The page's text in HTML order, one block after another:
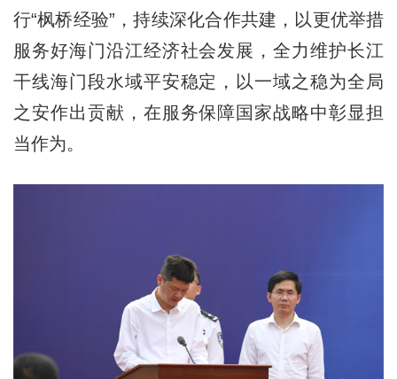
行“枫桥经验”，持续深化合作共建，以更优举措
服务好海门沿江经济社会发展，全力维护长江
干线海门段水域平安稳定，以一域之稳为全局
之安作出贡献，在服务保障国家战略中彰显担
当作为。